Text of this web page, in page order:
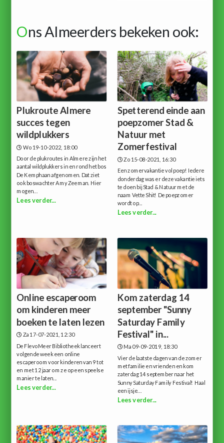
Ons Almeerders bekeken ook:
Plukroute Almere
succes tegen
wildplukkers
Wo 19-10-2022, 18:00
Door de plukroutes in Almere zijn het
aantal wildplukkers in en rond het bos
De Kemphaan afgenomen. Dat ziet
ook boswachter Amy Zeeman. Hier
mogen...
Lees verder...
Spetterend einde aan
poepzomer Stad &
Natuur met
Zomerfestival
Zo 15-08-2021, 16:30
Een zomervakantie vol poep! Iedere
donderdag was er deze vakantie iets
te doen bij Stad & Natuur met de
naam Vette Shit! De poepzomer
wordt op...
Lees verder...
Online escaperoom
om kinderen meer
boeken te laten lezen
Za 17-07-2021, 12:30
De FlevoMeer Bibliotheek lanceert
volgende week een online
escaperoom voor kinderen van 9 tot
en met 12 jaar om ze op een speelse
manier te laten...
Lees verder...
Kom zaterdag 14
september "Sunny
Saturday Family
Festival" in...
Ma 09-09-2019, 18:30
Vier de laatste dagen van de zomer
met familie en vrienden en kom
zaterdag 14 september naar het
Sunny Saturday Family Festival! Haal
een ijsje...
Lees verder...